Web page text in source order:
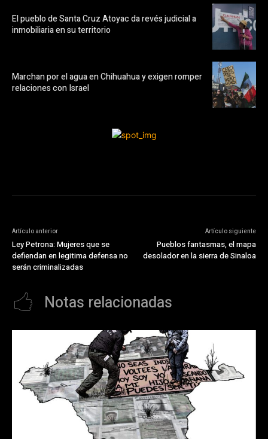
El pueblo de Santa Cruz Atoyac da revés judicial a
inmobiliaria en su territorio
Marchan por el agua en Chihuahua y exigen romper
relaciones con Israel
Artículo anterior
Ley Petrona: Mujeres que se
defiendan en legitima defensa no
serán criminalizadas
Artículo siguiente
Pueblos fantasmas, el mapa
desolador en la sierra de Sinaloa
Notas relacionadas